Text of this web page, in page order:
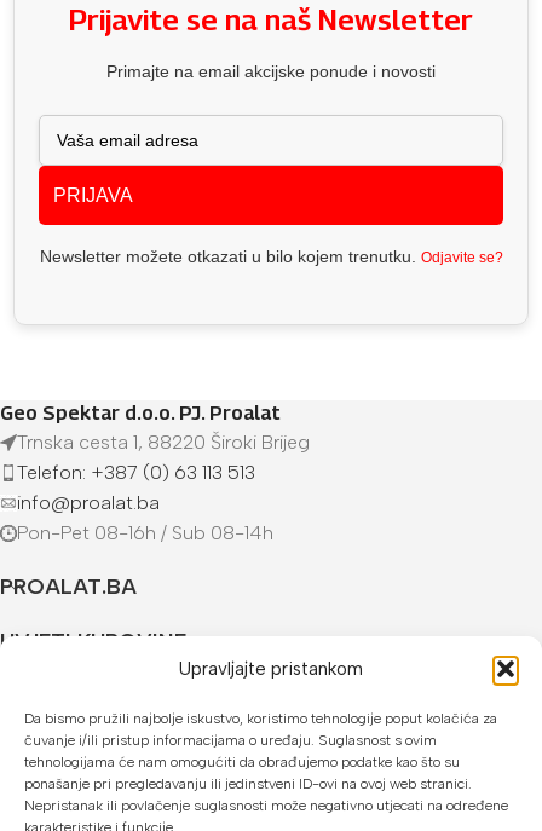
Upravljajte pristankom
Da bismo pružili najbolje iskustvo, koristimo tehnologije poput kolačića za
čuvanje i/ili pristup informacijama o uređaju. Suglasnost s ovim
tehnologijama će nam omogućiti da obrađujemo podatke kao što su
ponašanje pri pregledavanju ili jedinstveni ID-ovi na ovoj web stranici.
Nepristanak ili povlačenje suglasnosti može negativno utjecati na određene
karakteristike i funkcije.
Prijavite se na naš Newsletter
Primajte na email akcijske ponude i novosti
PRIJAVA
Newsletter možete otkazati u bilo kojem trenutku. Odjavite se?
Geo Spektar d.o.o. PJ. Proalat
Trnska cesta 1, 88220 Široki Brijeg
Telefon: +387 (0) 63 113 513
info@proalat.ba
Pon-Pet 08-16h / Sub 08-14h
PROALAT.BA
UVJETI KUPOVINE
U našoj web trgovini možete platiti:
Kreditnim karticama jednokratno ili do 24 rate